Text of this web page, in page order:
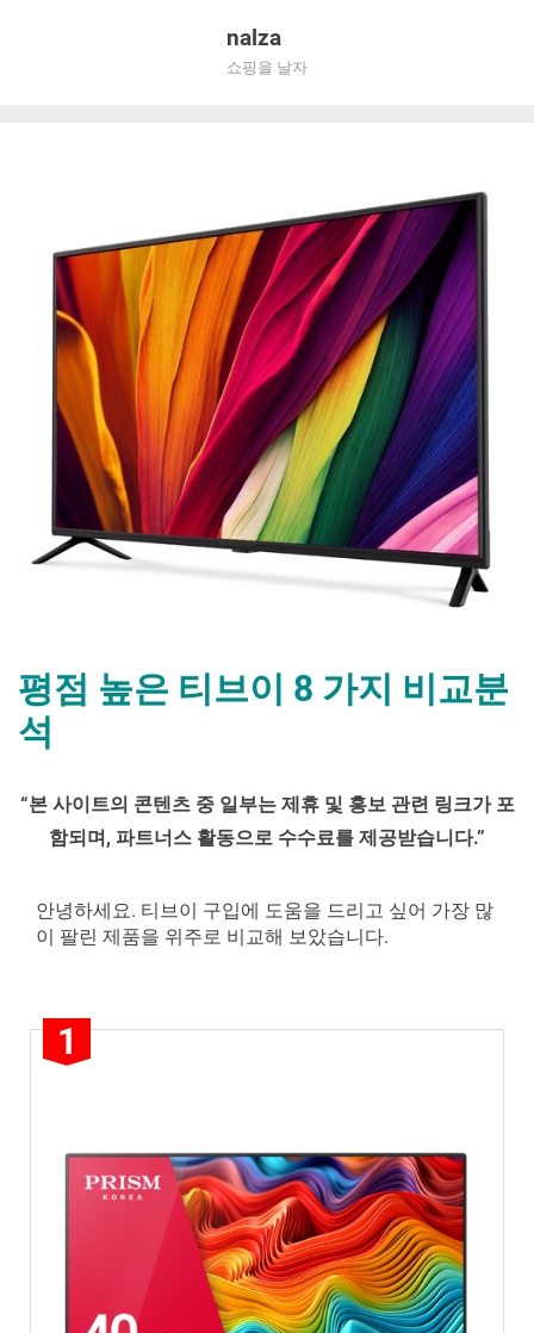
nalza
쇼핑을 날자
평점 높은 티브이 8 가지 비교분
석
on
점
높
브
이 8 가
교
분
“본 사이트의 콘텐츠 중 일부는 제휴 및 홍보 관련 링크가 포
함되며, 파트너스 활동으로 수수료를 제공받습니다.”
안녕하세요. 티브이 구입에 도움을 드리고 싶어 가장 많
이 팔린 제품을 위주로 비교해 보았습니다.
1